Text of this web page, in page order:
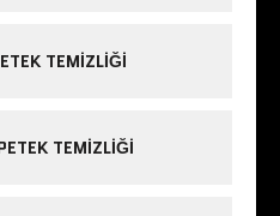
TEMIZLIĞI
TEMIZLIĞI